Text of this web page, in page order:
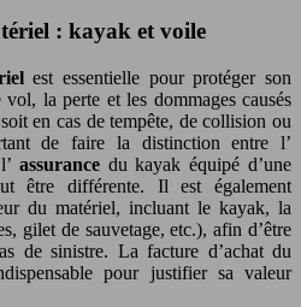
: kayak et voile
est essentielle pour protéger son
la perte et les dommages causés
en cas de tempête, de collision ou
de faire la distinction entre l’
assurance du kayak équipé d’une
être différente. Il est également
du matériel, incluant le kayak, la
gilet de sauvetage, etc.), afin d’être
de sinistre. La facture d’achat du
pour justifier sa valeur